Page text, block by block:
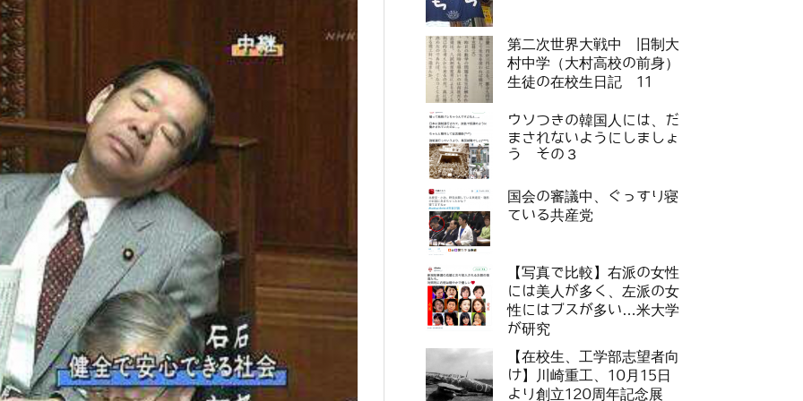
第二次世界大戦中 旧制大
村中学（大村高校の前身）
生徒の在校生日記 11
ウソつきの韓国人には、だ
まされないようにしましょ
う その３
国会の審議中、ぐっすり寝
ている共産党
【写真で比較】右派の女性
には美人が多く、左派の女
性にはブスが多い…米大学
が研究
【在校生、工学部志望者向
け】川崎重工、10月15日
より創立120周年記念展